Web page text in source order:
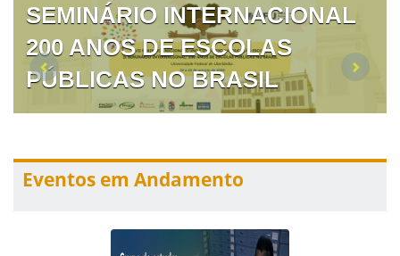
SEMINÁRIO INTERNACIONAL
200 ANOS DE ESCOLAS
PÚBLICAS NO BRASIL
Eventos em Andamento